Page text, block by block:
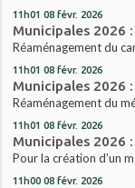
11h01 08 févr. 2026
Municipales 2026
Réaménagement du
11h01 08 févr. 2026
Municipales 2026
Réaménagement du
11h01 08 févr. 2026
Municipales 2026
Pour la création d’un
11h00 08 févr. 2026